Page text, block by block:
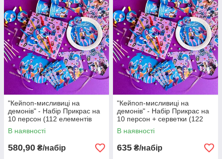
"Кейпоп-мисливиці на
демонів" - Набір Прикрас на
10 персон (112 елементів
декора)
В наявності
580,90 ₴/набір
"Кейпоп-мисливиці на
демонів" - Набір Прикрас на
10 персон + серветки (122
елементів декора)
В наявності
635 ₴/набір